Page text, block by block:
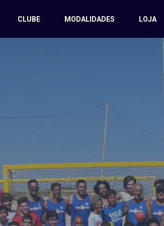
CLUBE MODALIDADES LOJA